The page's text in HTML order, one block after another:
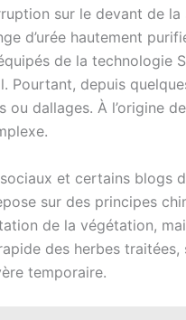
sur le devant de
d’urée hautement
de la technologie
Pourtant, depuis
ou dallages. À l’origine
et certains blogs
sur des principes
de la végétation,
des herbes
temporaire.